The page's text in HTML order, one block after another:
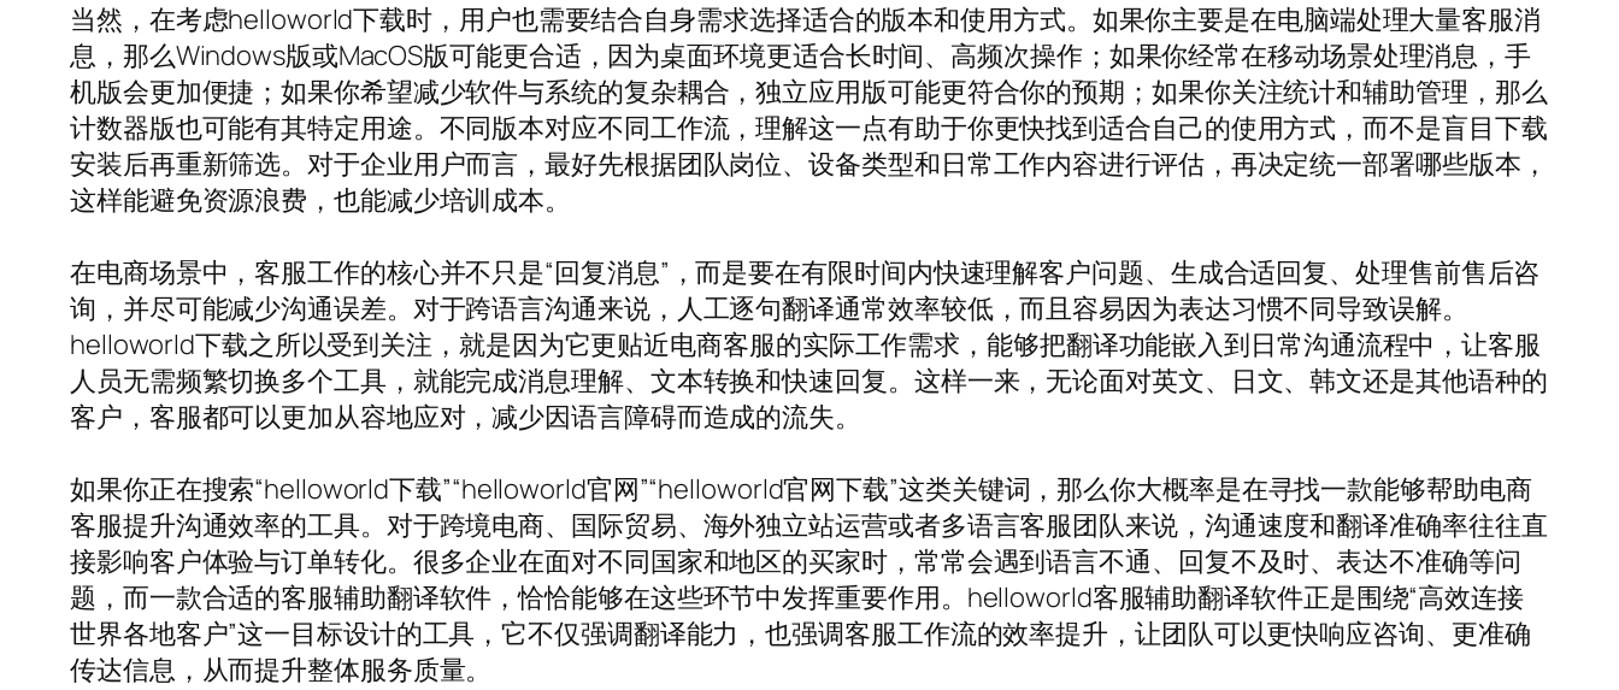
当然，在考虑helloworld下载时，用户也需要结合自身需求选择适合的版本和使用方式。如果你主要是在电脑端处理大量客服消
息，那么Windows版或MacOS版可能更合适，因为桌面环境更适合长时间、高频次操作；如果你经常在移动场景处理消息，手
机版会更加便捷；如果你希望减少软件与系统的复杂耦合，独立应用版可能更符合你的预期；如果你关注统计和辅助管理，那么
计数器版也可能有其特定用途。不同版本对应不同工作流，理解这一点有助于你更快找到适合自己的使用方式，而不是盲目下载
安装后再重新筛选。对于企业用户而言，最好先根据团队岗位、设备类型和日常工作内容进行评估，再决定统一部署哪些版本，
这样能避免资源浪费，也能减少培训成本。
在电商场景中，客服工作的核心并不只是“回复消息”，而是要在有限时间内快速理解客户问题、生成合适回复、处理售前售后咨
询，并尽可能减少沟通误差。对于跨语言沟通来说，人工逐句翻译通常效率较低，而且容易因为表达习惯不同导致误解。
helloworld下载之所以受到关注，就是因为它更贴近电商客服的实际工作需求，能够把翻译功能嵌入到日常沟通流程中，让客服
人员无需频繁切换多个工具，就能完成消息理解、文本转换和快速回复。这样一来，无论面对英文、日文、韩文还是其他语种的
客户，客服都可以更加从容地应对，减少因语言障碍而造成的流失。
如果你正在搜索“helloworld下载”“helloworld官网”“helloworld官网下载”这类关键词，那么你大概率是在寻找一款能够帮助电商
客服提升沟通效率的工具。对于跨境电商、国际贸易、海外独立站运营或者多语言客服团队来说，沟通速度和翻译准确率往往直
接影响客户体验与订单转化。很多企业在面对不同国家和地区的买家时，常常会遇到语言不通、回复不及时、表达不准确等问
题，而一款合适的客服辅助翻译软件，恰恰能够在这些环节中发挥重要作用。helloworld客服辅助翻译软件正是围绕“高效连接
世界各地客户”这一目标设计的工具，它不仅强调翻译能力，也强调客服工作流的效率提升，让团队可以更快响应咨询、更准确
传达信息，从而提升整体服务质量。